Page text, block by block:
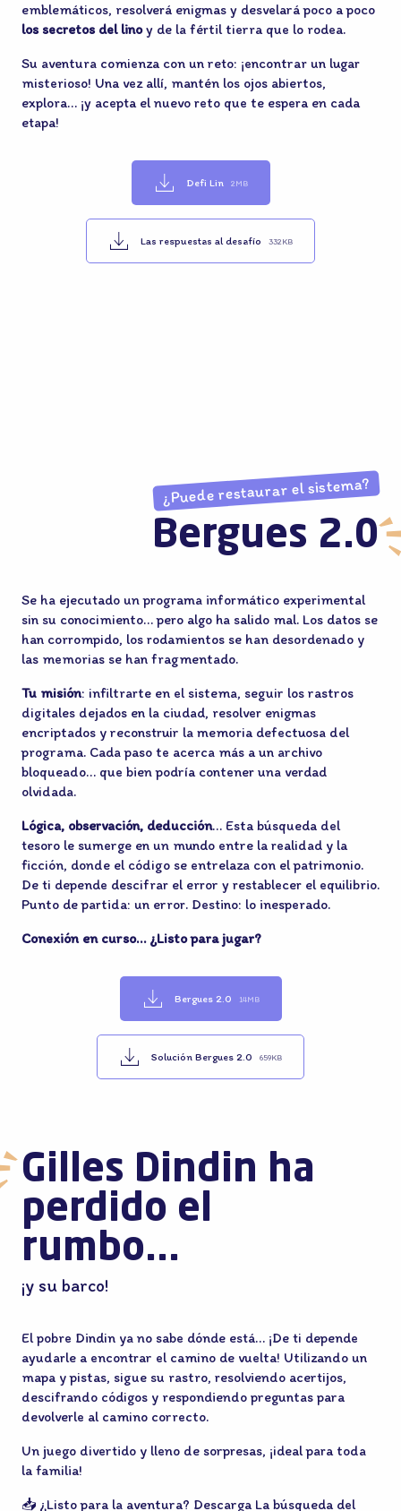
emblemáticos, resolverá enigmas y desvelará poco a poco
los secretos del linoy de la fértil tierra que lo rodea.
Su aventura comienza con un reto: ¡encontrar un lugar
misterioso! Una vez allí, mantén los ojos abiertos,
explora… ¡y acepta el nuevo reto que te espera en cada
etapa!
Defi Lin 2MB
Las respuestas al desafío 332KB
¿Puede restaurar el sistema?
Bergues 2.0
Se ha ejecutado un programa informático experimental
sin su conocimiento… pero algo ha salido mal. Los datos se
han corrompido, los rodamientos se han desordenado y
las memorias se han fragmentado.
Tu misión: infiltrarte en el sistema, seguir los rastros
digitales dejados en la ciudad, resolver enigmas
encriptados y reconstruir la memoria defectuosa del
programa. Cada paso te acerca más a un archivo
bloqueado… que bien podría contener una verdad
olvidada.
Lógica, observación, deducción… Esta búsqueda del
tesoro le sumerge en un mundo entre la realidad y la
ficción, donde el código se entrelaza con el patrimonio.
De ti depende descifrar el error y restablecer el equilibrio.
Punto de partida: un error. Destino: lo inesperado.
Conexión en curso… ¿Listo para jugar?
Bergues 2.0 14MB
Solución Bergues 2.0 659KB
Gilles Dindin ha
perdido el
rumbo...
¡y su barco!
El pobre Dindin ya no sabe dónde está… ¡De ti depende
ayudarle a encontrar el camino de vuelta! Utilizando un
mapa y pistas, sigue su rastro, resolviendo acertijos,
descifrando códigos y respondiendo preguntas para
devolverle al camino correcto.
Un juego divertido y lleno de sorpresas, ¡ideal para toda
la familia!
📥 ¿Listo para la aventura? Descarga La búsqueda del